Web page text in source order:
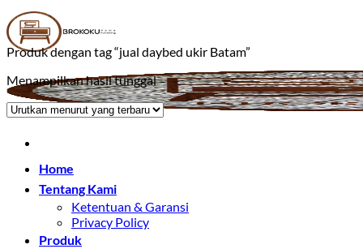
Home
Tentang Kami
Ketentuan & Garansi
Privacy Policy
Produk
Produk dengan tag “jual daybed ukir Batam”
Menampilkan hasil tunggal